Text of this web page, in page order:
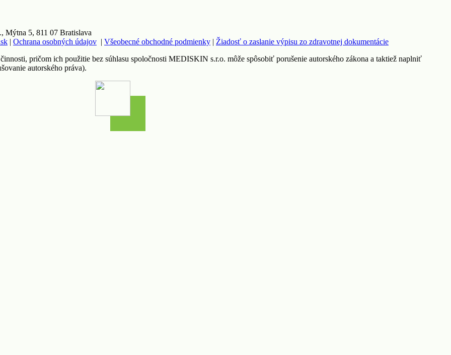
5, 811 07 Bratislava
| Ochrana osobných údajov | Všeobecné obchodné podmienky | Žiadosť o zaslanie výpisu zo zdravotnej dokumentácie
pričom ich použitie bez súhlasu spoločnosti MEDISKIN s.r.o. môže spôsobiť porušenie autorského zákona a taktiež naplniť
autorského práva).